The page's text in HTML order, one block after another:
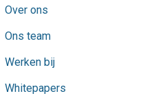
Over ons
Ons team
Werken bij
Whitepapers